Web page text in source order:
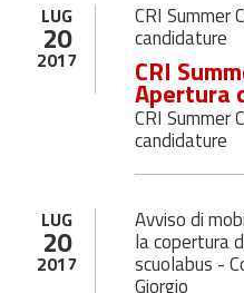
LUG
20
2017
CRI Summer
candidature
CRI
Apertura
CRI Summer
candidature
LUG
20
2017
Avviso di
la copertura
scuolabus -
Giorgio